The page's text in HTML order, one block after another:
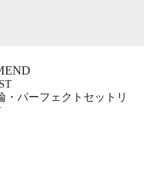
の不安が あれば、寄り添い
気軽にご来店 ください。
、婚約指輪と結婚指輪の紹
きで、お選びいただいた
るようプロの技術とサービ
せください。
パーフェクトセットリ